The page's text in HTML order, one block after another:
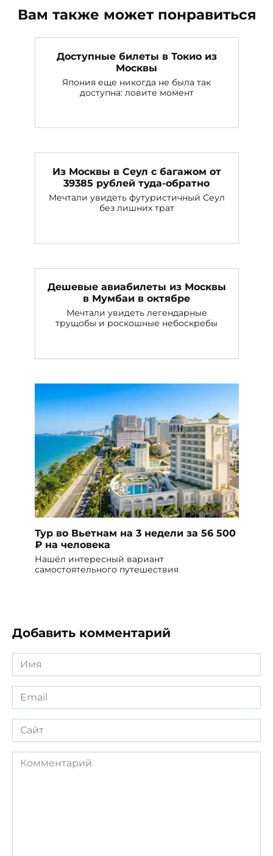
Вам также может понравиться
Доступные билеты в Токио из
Москвы
Япония еще никогда не была так
доступна: ловите момент
Из Москвы в Сеул с багажом от
39385 рублей туда-обратно
Мечтали увидеть футуристичный Сеул
без лишних трат
Дешевые авиабилеты из Москвы
в Мумбаи в октябре
Мечтали увидеть легендарные
трущобы и роскошные небоскребы
Тур во Вьетнам на 3 недели за 56 500
₽ на человека
Нашёл интересный вариант
самостоятельного путешествия
Добавить комментарий
Имя
Email
Сайт
Комментарий